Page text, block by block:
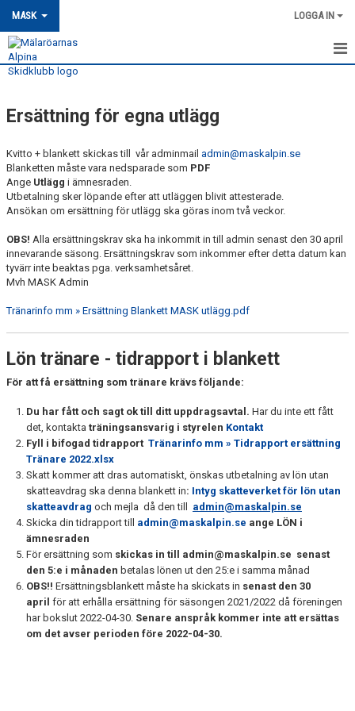
MASK LOGGA IN
MASK-NYHETER
OM MASK
MEDLEMSSKAP
TRÄNING
VÅRA HUVUDTRÄNARE OCH LAGLEDARE
LÄGERPLAN
INFORMATION FÖR DIG SOM TRÄNARE
TÄVLING
MASK KALENDER
BILDGALLERI
SPONSORER & PARTNERS
KLUBBKLÄDER
MATILDA RAPAPORT MINNESFOND
Ersättning för egna utlägg
Kvitto + blankett skickas till vår adminmail admin@maskalpin.se
Blanketten måste vara nedsparade som PDF
Ange Utlägg i ämnesraden.
Utbetalning sker löpande efter att utläggen blivit attesterade.
Ansökan om ersättning för utlägg ska göras inom två veckor.
OBS! Alla ersättningskrav ska ha inkommit in till admin senast den 30 april
innevarande säsong. Ersättningskrav som inkommer efter detta datum kan
tyvärr inte beaktas pga. verksamhetsåret.
Mvh MASK Admin
Tränarinfo mm » Ersättning Blankett MASK utlägg.pdf
Lön tränare - tidrapport i blankett
För att få ersättning som tränare krävs följande:
Du har fått och sagt ok till ditt uppdragsavtal. Har du inte ett fått
det, kontakta träningsansvarig i styrelen Kontakt
Fyll i bifogad tidrapport Tränarinfo mm » Tidrapport ersättning
Tränare 2022.xlsx
Skatt kommer att dras automatiskt, önskas utbetalning av lön utan
skatteavdrag ska denna blankett in: Intyg skatteverket för lön utan
skatteavdrag och mejla då den till
admin@maskalpin.se
Skicka din tidrapport till
admin@maskalpin.se ange LÖN i
ämnesraden
För ersättning som skickas in till admin@maskalpin.se senast
den 5:e i månaden betalas lönen ut den 25:e i samma månad
OBS!! Ersättningsblankett måste ha skickats in senast den 30
april för att erhålla ersättning för säsongen 2021/2022 då föreningen
har bokslut 2022-04-30. Senare anspråk kommer inte att ersättas
om det avser perioden före 2022-04-30.